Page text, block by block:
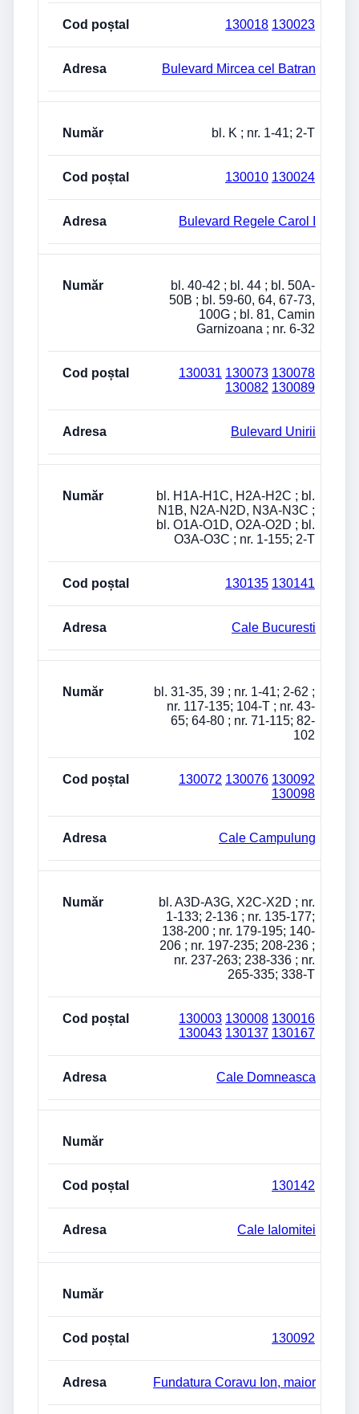
130018 130023
Bulevard Mircea cel Batran
bl. K ; nr. 1-41; 2-T
130010 130024
Bulevard Regele Carol I
bl. 40-42 ; bl. 44 ; bl. 50A-
50B ; bl. 59-60, 64, 67-73,
100G ; bl. 81, Camin
Garnizoana ; nr. 6-32
130031 130073 130078
130082 130089
Bulevard Unirii
bl. H1A-H1C, H2A-H2C ; bl.
N1B, N2A-N2D, N3A-N3C ;
bl. O1A-O1D, O2A-O2D ; bl.
O3A-O3C ; nr. 1-155; 2-T
130135 130141
Cale Bucuresti
bl. 31-35, 39 ; nr. 1-41; 2-62 ;
nr. 117-135; 104-T ; nr. 43-
65; 64-80 ; nr. 71-115; 82-
102
130072 130076 130092
130098
Cale Campulung
bl. A3D-A3G, X2C-X2D ; nr.
1-133; 2-136 ; nr. 135-177;
138-200 ; nr. 179-195; 140-
206 ; nr. 197-235; 208-236 ;
nr. 237-263; 238-336 ; nr.
265-335; 338-T
130003 130008 130016
130043 130137 130167
Cale Domneasca
130142
Cale Ialomitei
130092
Fundatura Coravu Ion, maior